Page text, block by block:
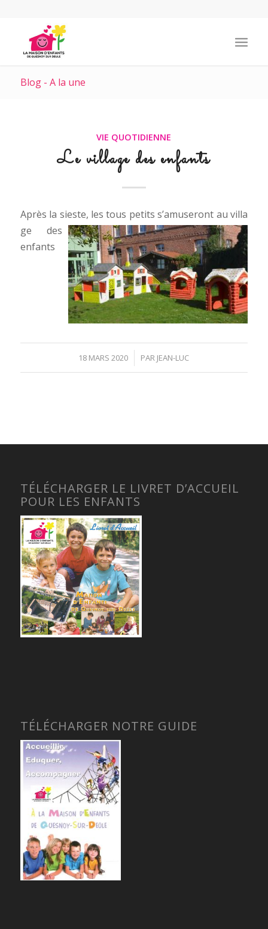
Blog - A la une
VIE QUOTIDIENNE
Le village des enfants
Après la sieste, les tous petits s’amuseront au villa
ge des
enfants
18 MARS 2020
/ PAR JEAN-LUC
TÉLÉCHARGER LE LIVRET D’ACCUEIL
POUR LES ENFANTS
TÉLÉCHARGER NOTRE GUIDE